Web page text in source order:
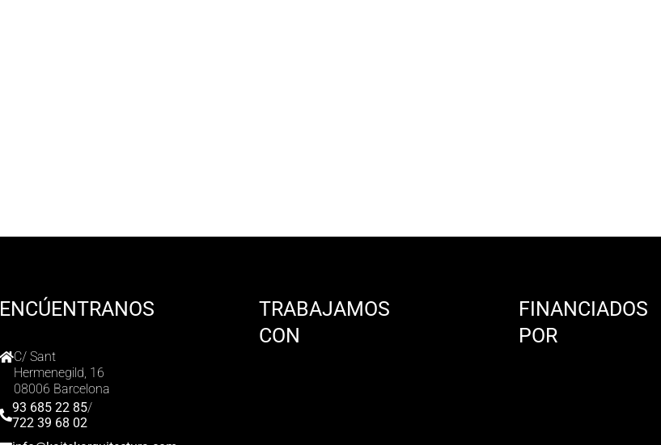
ENCÚENTRANOS
C/ Sant
Hermenegild, 16
08006 Barcelona
93 685 22 85/
722 39 68 02
TRABAJAMOS
CON
FINANCIADOS
POR